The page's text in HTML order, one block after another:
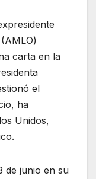
carta en la
el
ha
Unidos,
de junio en su